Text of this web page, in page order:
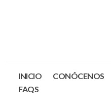
INICIO CONÓCENOS
FAQS